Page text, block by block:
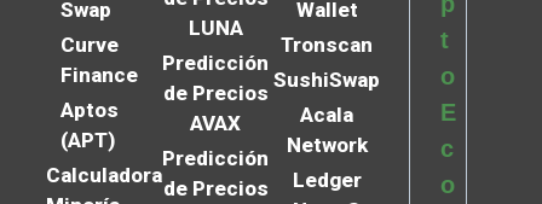
Swap
Curve
Finance
Aptos
(APT)
Calculadora
LUNA
Predicción
de Precios
AVAX
Predicción
de Precios
Wallet
Tronscan
SushiSwap
Acala
Network
Ledger
t
o
E
c
o